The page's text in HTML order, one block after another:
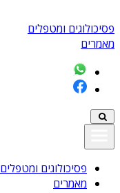
פסיכולוגים ומטפלים
מאמרים
פסיכולוגים ומטפלים
מאמרים